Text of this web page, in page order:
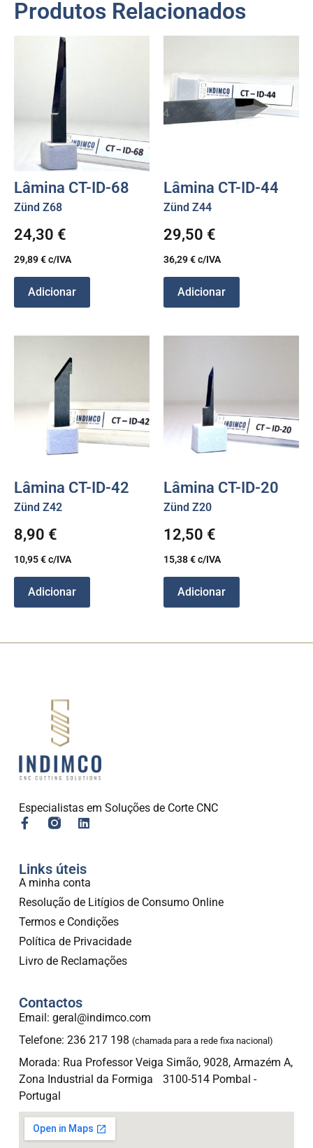
Produtos Relacionados
Lâmina CT-ID-68
Zünd Z68
24,30 €
29,89€c/IVA
Adicionar
Lâmina CT-ID-44
Zünd Z44
29,50 €
36,29€c/IVA
Adicionar
Lâmina CT-ID-42
Zünd Z42
8,90 €
10,95€c/IVA
Adicionar
Lâmina CT-ID-20
Zünd Z20
12,50 €
15,38€c/IVA
Adicionar
Especialistas em Soluções de Corte CNC
Links úteis
A minha conta
Resolução de Litígios de Consumo Online
Termos e Condições
Política de Privacidade
Livro de Reclamações
Contactos
Email: geral@indimco.com
Telefone: 236 217 198 (chamada para a rede fixa nacional)
Morada: Rua Professor Veiga Simão, 9028, Armazém A,
Zona Industrial da Formiga 3100-514 Pombal -
Portugal